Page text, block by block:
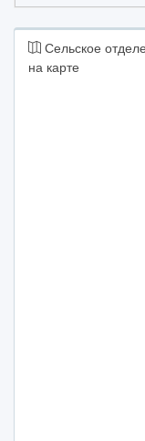
Сельское
на карте